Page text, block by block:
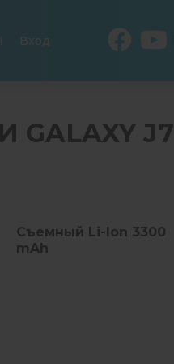
Вход
GALAXY J7
Съемный Li-Ion 3300
mAh